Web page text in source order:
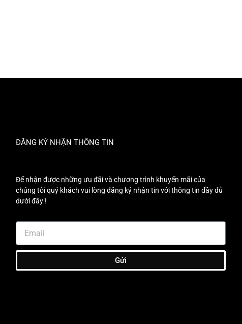
ĐĂNG KÝ NHẬN THÔNG TIN
Để nhận được những ưu đãi và chương trình khuyến mãi của
chúng tôi quý khách vui lòng đăng ký nhận tin với thông tin đầy đủ
dưới đây !
Gửi